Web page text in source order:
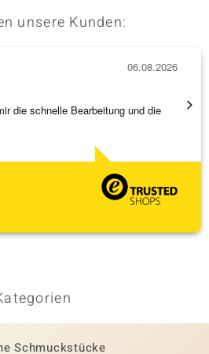
unsere Kunden:
die schnelle Bearbeitung und die
06.08.2026
Top
Schmuckstücke